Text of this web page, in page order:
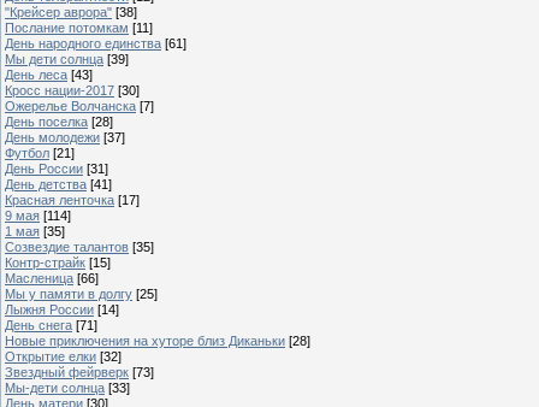
"Крейсер аврора" [38]
Послание потомкам [11]
День народного единства [61]
Мы дети солнца [39]
День леса [43]
Кросс нации-2017 [30]
Ожерелье Волчанска [7]
День поселка [28]
День молодежи [37]
Футбол [21]
День России [31]
День детства [41]
Красная ленточка [17]
9 мая [114]
1 мая [35]
Созвездие талантов [35]
Контр-страйк [15]
Масленица [66]
Мы у памяти в долгу [25]
Лыжня России [14]
День снега [71]
Новые приключения на хуторе близ Диканьки [28]
Открытие елки [32]
Звездный фейрверк [73]
Мы-дети солнца [33]
День матери [30]